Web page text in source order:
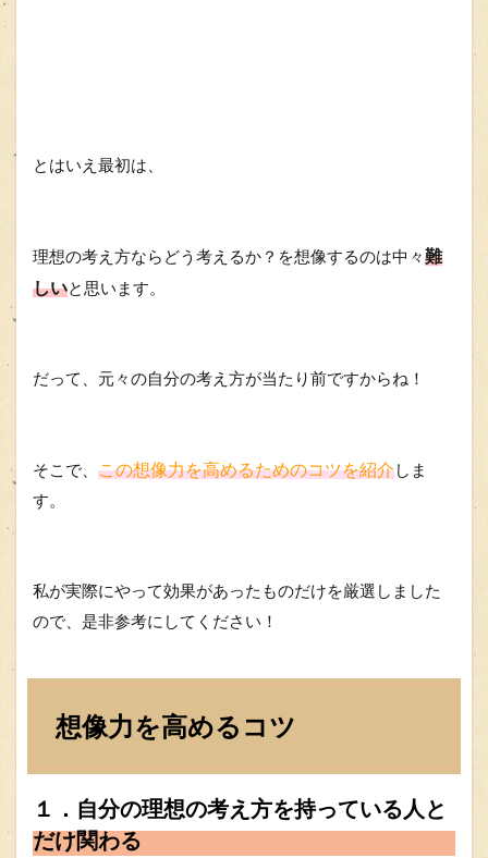
とはいえ最初は、
理想の考え方ならどう考えるか？ を想像するのは中々難
しいと思います。
だって、元々の自分の考え方が当たり前ですからね！
そこで、 この想像力を高めるためのコツを紹介しま
す。
私が実際にやって効果があったものだけを厳選しました
ので、是非参考にしてください！
想像力を高めるコツ
１．自分の理想の考え方を持っている人と
だけ関わる